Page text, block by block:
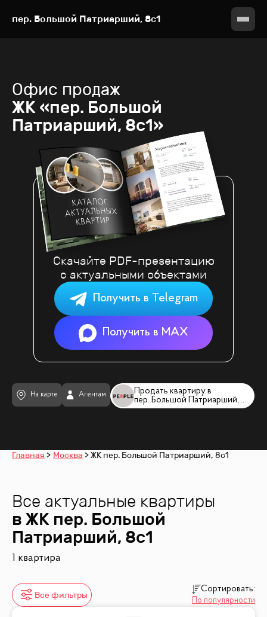
пер. Большой Патриарший, 8с1
Офис продаж
ЖК «пер. Большой
Патриарший, 8с1»
Продать квартиру в
пер. Большой Патриарший, 8с1
На карте Агентам
Скачайте PDF-презентацию
с актуальными объектами
Получить в Telegram
Получить в MAX
Главная Москва ЖК пер. Большой Патриарший, 8с1
Все актуальные квартиры
в ЖК пер. Большой
Патриарший, 8с1
1 квартира
Все фильтры
Сортировать:
По популярности